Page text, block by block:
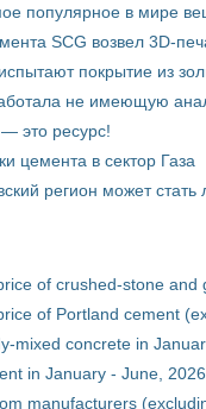
популярное в мире
SCG возвел 3D-
покрытие из
не имеющую
это ресурс!
цемента в сектор Газа
регион может
of crushed-stone and
of Portland cement
mixed concrete in
in January - June, 2026
manufacturers